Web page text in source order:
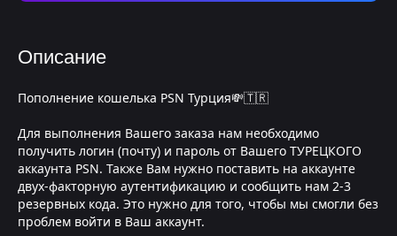
Описание
Пополнение кошелька PSN Турция💸🇹🇷
Для выполнения Вашего заказа нам необходимо
получить логин (почту) и пароль от Вашего ТУРЕЦКОГО
аккаунта PSN. Также Вам нужно поставить на аккаунте
двух-факторную аутентификацию и сообщить нам 2-3
резервных кода. Это нужно для того, чтобы мы смогли без
проблем войти в Ваш аккаунт.